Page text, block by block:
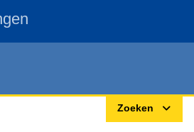
Zoeken